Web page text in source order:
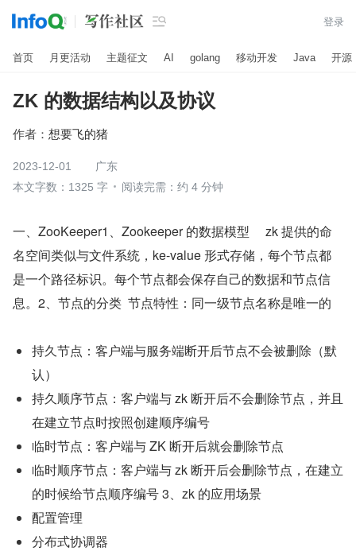
 登录
首页 月更活动 主题征文 AI golang 移动开发 Java 开源
ZK 的数据结构以及协议
作者： 想要飞的猪
2023-12-01
广东
本文字数：1325 字
阅读完需：约 4 分钟
一、ZooKeeper1、Zookeeper 的数据模型     zk 提供的命
名空间类似与文件系统，ke-value 形式存储，每个节点都
是一个路径标识。每个节点都会保存自己的数据和节点信
息。2、节点的分类  节点特性：同一级节点名称是唯一的
持久节点：客户端与服务端断开后节点不会被删除（默
认）
持久顺序节点：客户端与 zk 断开后不会删除节点，并且
在建立节点时按照创建顺序编号
临时节点：客户端与 ZK 断开后就会删除节点
临时顺序节点：客户端与 zk 断开后会删除节点，在建立
的时候给节点顺序编号 3、zk 的应用场景
配置管理
分布式协调器